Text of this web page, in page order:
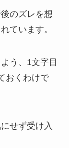
のズレを想
ています。
う、1文字目
おくわけで
せず受け入